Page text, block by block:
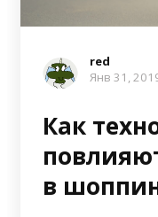
red
Янв 31,
Как
в